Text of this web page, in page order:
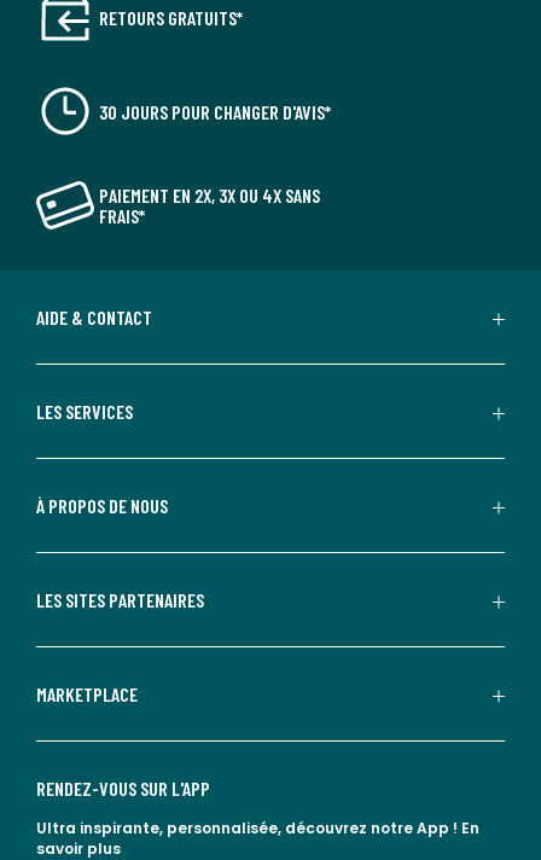
RETOURS GRATUITS*
30 JOURS POUR CHANGER D'AVIS*
PAIEMENT EN 2X, 3X OU 4X SANS
FRAIS*
AIDE & CONTACT
LES SERVICES
À PROPOS DE NOUS
LES SITES PARTENAIRES
MARKETPLACE
RENDEZ-VOUS SUR L'APP
Ultra inspirante, personnalisée, découvrez notre App ! En
savoir plus